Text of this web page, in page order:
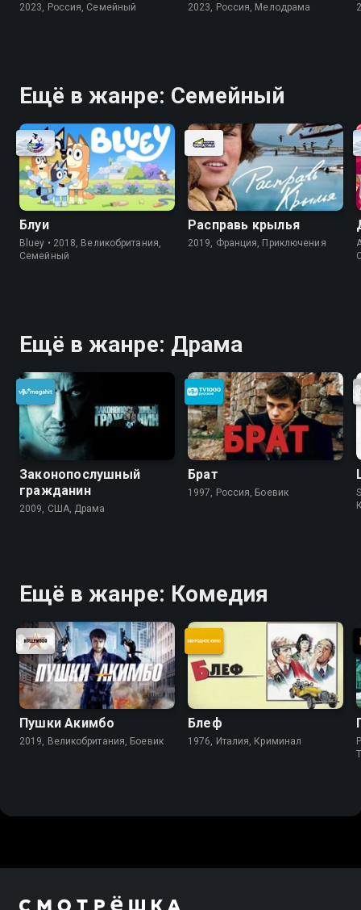
2023, Россия, Cемейный 2023, Россия, Мелодрама
Ещё в жанре: Cемейный
Блуи
Bluey • 2018, Великобритания,
Cемейный
Расправь крылья
2019, Франция, Приключения
Ещё в жанре: Драма
Законопослушный
гражданин
2009, США, Драма
Брат
1997, Россия, Боевик
Ещё в жанре: Комедия
Пушки Акимбо
2019, Великобритания, Боевик
Блеф
1976, Италия, Криминал